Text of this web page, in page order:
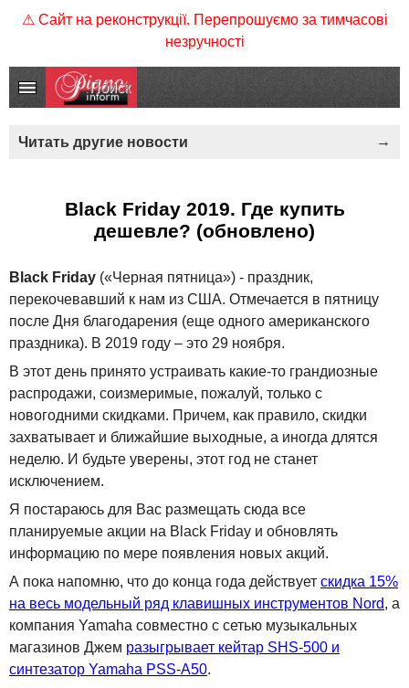
⚠ Сайт на реконструкції. Перепрошуємо за тимчасові
незручності
Читать другие новости
Black Friday 2019. Где купить
дешевле? (обновлено)
Black Friday («Черная пятница») - праздник,
перекочевавший к нам из США. Отмечается в пятницу
после Дня благодарения (еще одного американского
праздника). В 2019 году – это 29 ноября.
В этот день принято устраивать какие-то грандиозные
распродажи, соизмеримые, пожалуй, только с
новогодними скидками. Причем, как правило, скидки
захватывает и ближайшие выходные, а иногда длятся
неделю. И будьте уверены, этот год не станет
исключением.
Я постараюсь для Вас размещать сюда все
планируемые акции на Black Friday и обновлять
информацию по мере появления новых акций.
А пока напомню, что до конца года действует скидка 15%
на весь модельный ряд клавишных инструментов Nord, а
компания Yamaha совместно с сетью музыкальных
магазинов Джем разыгрывает кейтар SHS-500 и
синтезатор Yamaha PSS-A50.